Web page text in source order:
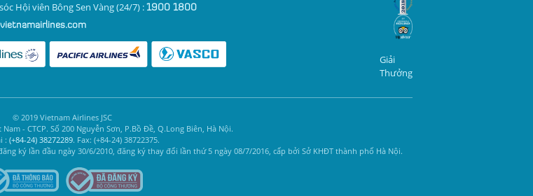
Hội viên Bông Sen Vàng (24/7) : 1900 1800
Giải
Thưởng
© 2019 Vietnam Airlines JSC
- CTCP. Số 200 Nguyễn Sơn, P.Bồ Đề, Q.Long Biên, Hà Nội.
: (+84-24) 38272289. Fax: (+84-24) 38722375.
ký lần đầu ngày 30/6/2010, đăng ký thay đổi lần thứ 5 ngày 08/7/2016, cấp bởi Sở KHĐT thành phố Hà Nội.